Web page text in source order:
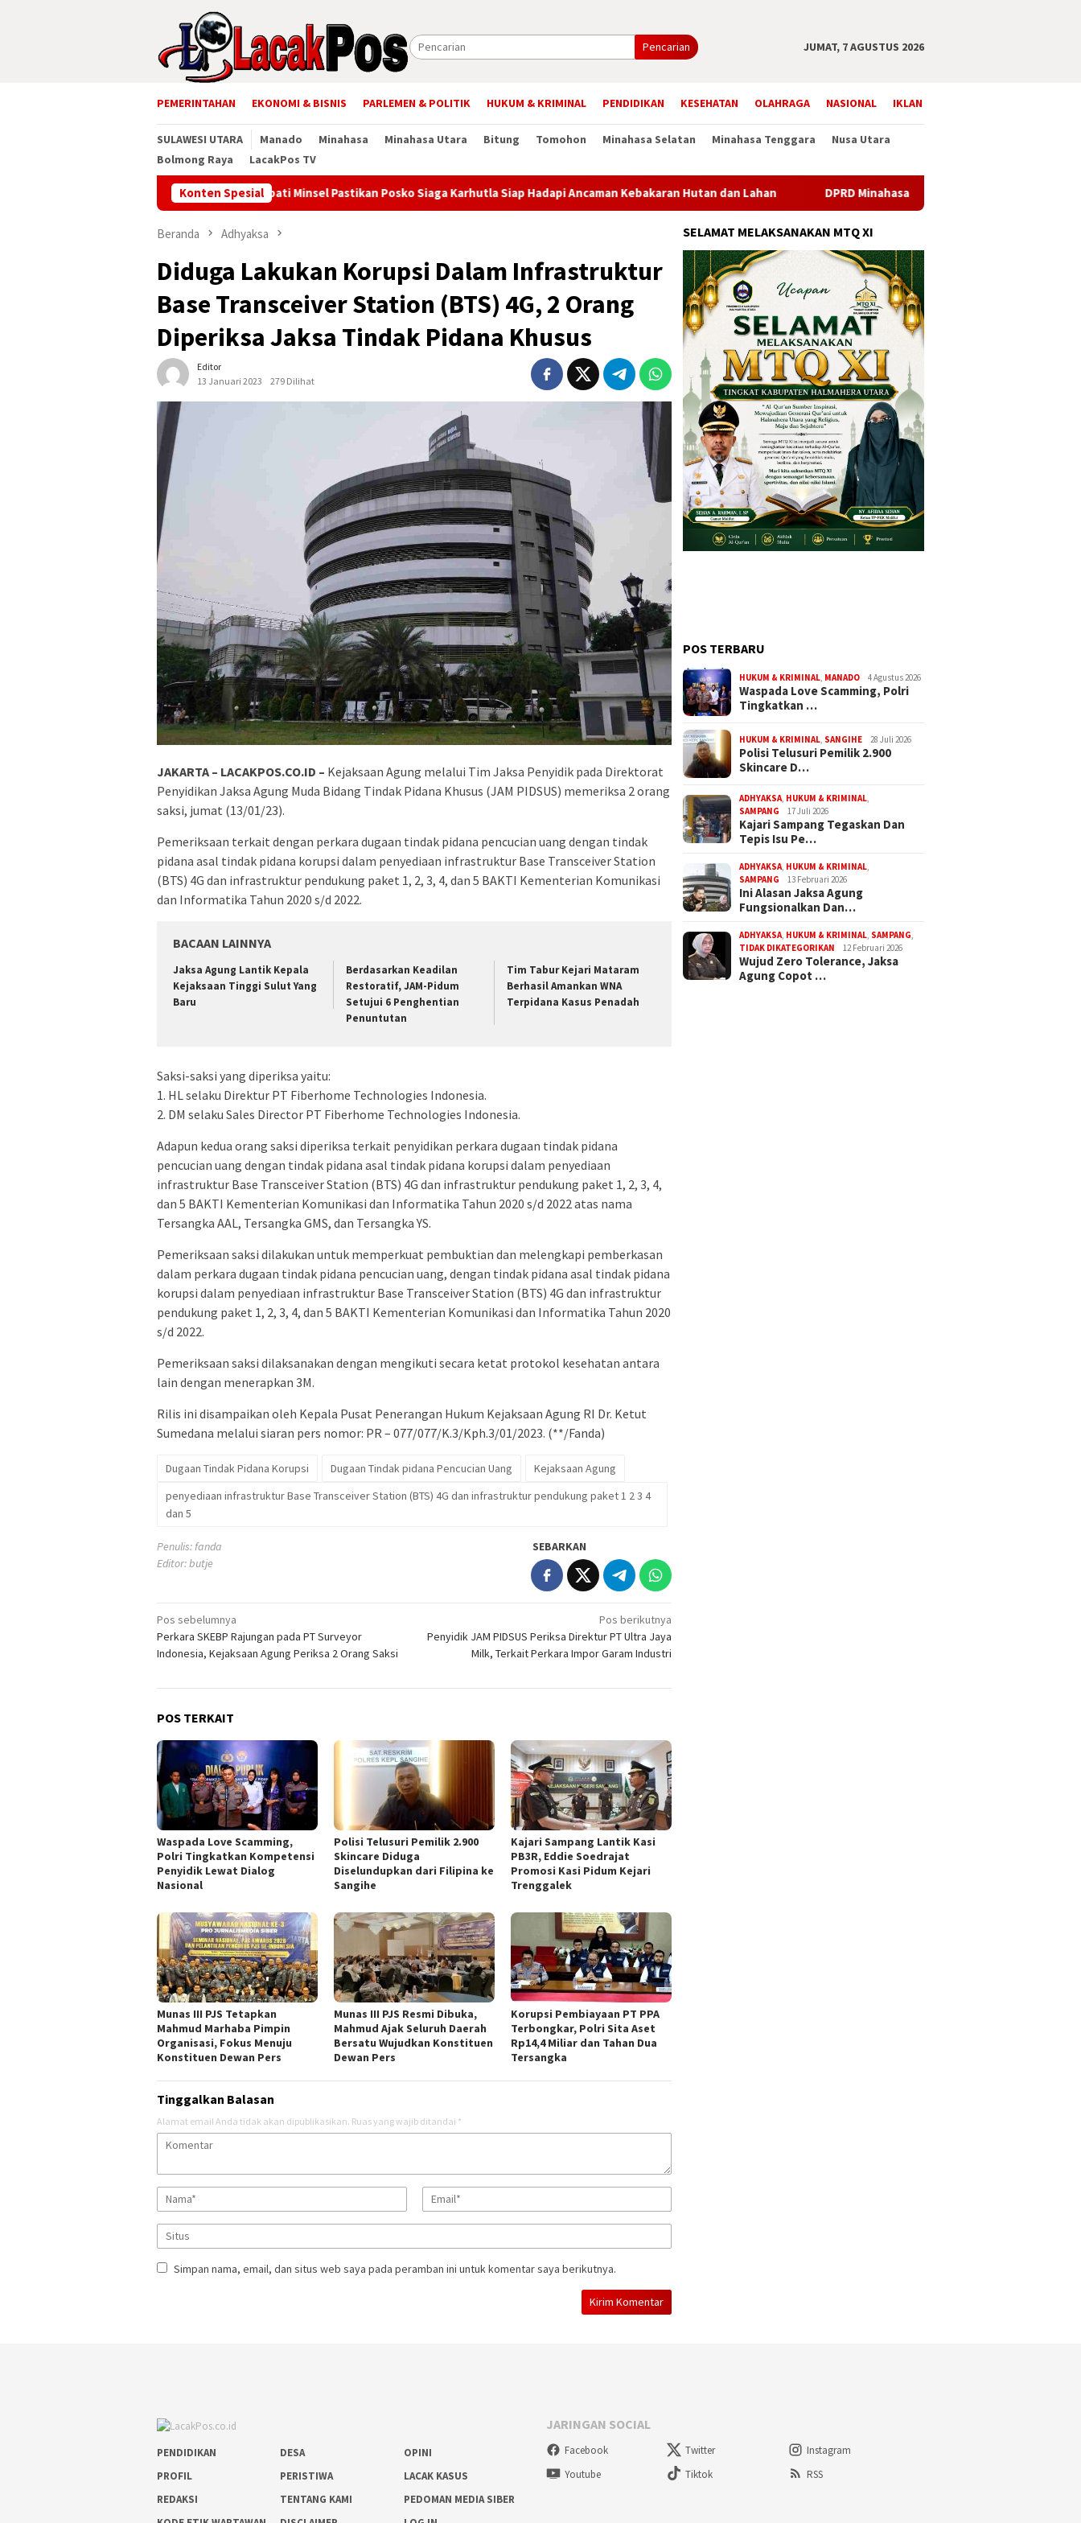
Pencarian JUMAT, 7 AGUSTUS 2026
PEMERINTAHAN EKONOMI & BISNIS PARLEMEN & POLITIK HUKUM & KRIMINAL PENDIDIKAN KESEHATAN OLAHRAGA NASIONAL IKLAN
SULAWESI UTARA Manado Minahasa Minahasa Utara Bitung Tomohon Minahasa Selatan Minahasa Tenggara
Nusa Utara
Bolmong Raya
LacakPos TV
Konten Spesial
Bupati Minsel Pastikan Posko Siaga Karhutla Siap Hadapi Ancaman Kebakaran Hutan dan Lahan DPRD Minahasa Selatan Sahkan Perubahan Alat
Beranda Adhyaksa
Diduga Lakukan Korupsi Dalam Infrastruktur
Base Transceiver Station (BTS) 4G, 2 Orang
Diperiksa Jaksa Tindak Pidana Khusus
Editor
13 Januari 2023
279 Dilihat
JAKARTA – LACAKPOS.CO.ID – Kejaksaan Agung melalui Tim Jaksa Penyidik pada Direktorat
Penyidikan Jaksa Agung Muda Bidang Tindak Pidana Khusus (JAM PIDSUS) memeriksa 2 orang
saksi, jumat (13/01/23).
Pemeriksaan terkait dengan perkara dugaan tindak pidana pencucian uang dengan tindak
pidana asal tindak pidana korupsi dalam penyediaan infrastruktur Base Transceiver Station
(BTS) 4G dan infrastruktur pendukung paket 1, 2, 3, 4, dan 5 BAKTI Kementerian Komunikasi
dan Informatika Tahun 2020 s/d 2022.
BACAAN LAINNYA
Jaksa Agung Lantik Kepala
Kejaksaan Tinggi Sulut Yang
Baru
Berdasarkan Keadilan
Restoratif, JAM-Pidum
Setujui 6 Penghentian
Penuntutan
Tim Tabur Kejari Mataram
Berhasil Amankan WNA
Terpidana Kasus Penadah
Saksi-saksi yang diperiksa yaitu:
1. HL selaku Direktur PT Fiberhome Technologies Indonesia.
2. DM selaku Sales Director PT Fiberhome Technologies Indonesia.
Adapun kedua orang saksi diperiksa terkait penyidikan perkara dugaan tindak pidana
pencucian uang dengan tindak pidana asal tindak pidana korupsi dalam penyediaan
infrastruktur Base Transceiver Station (BTS) 4G dan infrastruktur pendukung paket 1, 2, 3, 4,
dan 5 BAKTI Kementerian Komunikasi dan Informatika Tahun 2020 s/d 2022 atas nama
Tersangka AAL, Tersangka GMS, dan Tersangka YS.
Pemeriksaan saksi dilakukan untuk memperkuat pembuktian dan melengkapi pemberkasan
dalam perkara dugaan tindak pidana pencucian uang, dengan tindak pidana asal tindak pidana
korupsi dalam penyediaan infrastruktur Base Transceiver Station (BTS) 4G dan infrastruktur
pendukung paket 1, 2, 3, 4, dan 5 BAKTI Kementerian Komunikasi dan Informatika Tahun 2020
s/d 2022.
Pemeriksaan saksi dilaksanakan dengan mengikuti secara ketat protokol kesehatan antara
lain dengan menerapkan 3M.
Rilis ini disampaikan oleh Kepala Pusat Penerangan Hukum Kejaksaan Agung RI Dr. Ketut
Sumedana melalui siaran pers nomor: PR – 077/077/K.3/Kph.3/01/2023. (**/Fanda)
Dugaan Tindak Pidana Korupsi Dugaan Tindak pidana Pencucian Uang
Kejaksaan Agung
penyediaan infrastruktur Base Transceiver Station (BTS) 4G dan infrastruktur pendukung paket 1 2 3 4
dan 5
Penulis: fanda
Editor: butje
SEBARKAN
Navigasi
pos
Pos sebelumnya
Perkara SKEBP Rajungan pada PT Surveyor
Indonesia, Kejaksaan Agung Periksa 2 Orang Saksi
Pos berikutnya
Penyidik JAM PIDSUS Periksa Direktur PT Ultra Jaya
Milk, Terkait Perkara Impor Garam Industri
POS TERKAIT
Waspada Love Scamming,
Polri Tingkatkan Kompetensi
Penyidik Lewat Dialog
Nasional
Polisi Telusuri Pemilik 2.900
Skincare Diduga
Diselundupkan dari Filipina ke
Sangihe
Kajari Sampang Lantik Kasi
PB3R, Eddie Soedrajat
Promosi Kasi Pidum Kejari
Trenggalek
Munas III PJS Tetapkan
Mahmud Marhaba Pimpin
Organisasi, Fokus Menuju
Konstituen Dewan Pers
Munas III PJS Resmi Dibuka,
Mahmud Ajak Seluruh Daerah
Bersatu Wujudkan Konstituen
Dewan Pers
Korupsi Pembiayaan PT PPA
Terbongkar, Polri Sita Aset
Rp14,4 Miliar dan Tahan Dua
Tersangka
Tinggalkan Balasan
Alamat email Anda tidak akan dipublikasikan. Ruas yang wajib ditandai *
Simpan nama, email, dan situs web saya pada peramban ini untuk komentar saya berikutnya.
SELAMAT MELAKSANAKAN MTQ XI
POS TERBARU
HUKUM & KRIMINAL, MANADO 4 Agustus 2026
Waspada Love Scamming, Polri
Tingkatkan …
HUKUM & KRIMINAL, SANGIHE 28 Juli 2026
Polisi Telusuri Pemilik 2.900
Skincare D…
ADHYAKSA, HUKUM & KRIMINAL,
SAMPANG
17 Juli 2026
Kajari Sampang Tegaskan Dan
Tepis Isu Pe…
ADHYAKSA, HUKUM & KRIMINAL,
SAMPANG
13 Februari 2026
Ini Alasan Jaksa Agung
Fungsionalkan Dan…
ADHYAKSA, HUKUM & KRIMINAL, SAMPANG,
TIDAK DIKATEGORIKAN
12 Februari 2026
Wujud Zero Tolerance, Jaksa
Agung Copot …
PENDIDIKAN DESA
OPINI
PROFIL
PERISTIWA
LACAK KASUS
REDAKSI
TENTANG KAMI
PEDOMAN MEDIA SIBER
JARINGAN SOCIAL
Facebook Twitter
Instagram
Youtube
Tiktok RSS